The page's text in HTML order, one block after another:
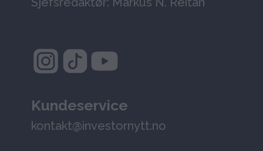
Kundeservice
kontakt@investornytt.no